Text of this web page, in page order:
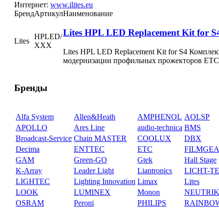
Интернет: www.ilites.eu
БрендАртикулНаименование
Lites
HPLED/
ХХХ
Lites HPL LED Replacement Kit for
Lites HPL LED Replacement Kit for S4
модернизации профильных прожекторов
Бренды
Alfa System Allen&Heath AMPHENOL AOLSP
APOLLO
Ares Line audio-technica BMS
Broadcast-Service Chain MASTER COOLUX
DBX
Decima
ENTTEC ETC
GAM
Green-GO Gtek
Hall Stage
K-Array
Leader Light Liantronics
LICHT-
LIGHTEC
Lighting Innovation Limax
Lites
LOOK
LUMINEX Monon
NEUTRIK
OSRAM
Peroni PHILIPS